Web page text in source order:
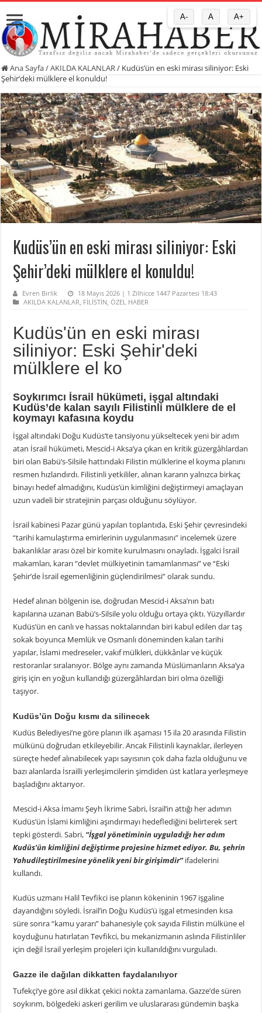
Ana Sayfa/AKILDA KALANLAR / Kudüs’ün en eski mirası siliniyor: Eski
Şehir’deki mülklere el konuldu!
Kudüs’ün en eski mirası siliniyor: Eski
Şehir’deki mülklere el konuldu!
Evren Birlik
18 Mayıs 2026 | 1 Zilhicce 1447 Pazartesi 18:43
AKILDA KALANLAR, FİLİSTİN,ÖZEL HABER
Kudüs'ün en eski mirası
siliniyor: Eski Şehir'deki
mülklere el ko
Soykırımcı İsrail hükümeti, işgal altındaki
Kudüs’de kalan sayılı Filistinli mülklere de el
koymayı kafasına koydu
İşgal altındaki Doğu Kudüs’te tansiyonu yükseltecek yeni bir adım
atan İsrail hükümeti, Mescid-i Aksa’ya çıkan en kritik güzergâhlardan
biri olan Babü’s-Silsile hattındaki Filistin mülklerine el koyma planını
resmen hızlandırdı. Filistinli yetkililer, alınan kararın yalnızca birkaç
binayı hedef almadığını, Kudüs’ün kimliğini değiştirmeyi amaçlayan
uzun vadeli bir stratejinin parçası olduğunu söylüyor.
İsrail kabinesi Pazar günü yapılan toplantıda, Eski Şehir çevresindeki
“tarihi kamulaştırma emirlerinin uygulanmasını” incelemek üzere
bakanlıklar arası özel bir komite kurulmasını onayladı. İşgalci İsrail
makamları, kararı “devlet mülkiyetinin tamamlanması” ve “Eski
Şehir’de İsrail egemenliğinin güçlendirilmesi” olarak sundu.
Hedef alınan bölgenin ise, doğrudan Mescid-i Aksa’nın batı
kapılarına uzanan Babü’s-Silsile yolu olduğu ortaya çıktı. Yüzyıllardır
Kudüs’ün en canlı ve hassas noktalarından biri kabul edilen dar taş
sokak boyunca Memlük ve Osmanlı döneminden kalan tarihi
yapılar, İslami medreseler, vakıf mülkleri, dükkânlar ve küçük
restoranlar sıralanıyor. Bölge aynı zamanda Müslümanların Aksa’ya
giriş için en yoğun kullandığı güzergâhlardan biri olma özelliği
taşıyor.
Kudüs’ün Doğu kısmı da silinecek
Kudüs Belediyesi’ne göre planın ilk aşaması 15 ila 20 arasında Filistin
mülkünü doğrudan etkileyebilir. Ancak Filistinli kaynaklar, ilerleyen
süreçte hedef alınabilecek yapı sayısının çok daha fazla olduğunu ve
bazı alanlarda İsrailli yerleşimcilerin şimdiden üst katlara yerleşmeye
başladığını aktarıyor.
Mescid-i Aksa İmamı Şeyh İkrime Sabri, İsrail’in attığı her adımın
Kudüs’ün İslami kimliğini aşındırmayı hedeflediğini belirterek sert
tepki gösterdi. Sabri, “İşgal yönetiminin uyguladığı her adım
Kudüs’ün kimliğini değiştirme projesine hizmet ediyor. Bu, şehrin
Yahudileştirilmesine yönelik yeni bir girişimdir”ifadelerini
kullandı.
Kudüs uzmanı Halil Tevfikci ise planın kökeninin 1967 işgaline
dayandığını söyledi. İsrail’in Doğu Kudüs’ü işgal etmesinden kısa
süre sonra “kamu yararı” bahanesiyle çok sayıda Filistin mülküne el
koyduğunu hatırlatan Tevfikci, bu mekanizmanın aslında Filistinliler
için değil İsrail yerleşim projeleri için kullanıldığını vurguladı.
Gazze ile dağılan dikkatten faydalanılıyor
Tufekçi’ye göre asıl dikkat çekici nokta zamanlama. Gazze’de süren
soykırım, bölgedeki askeri gerilim ve uluslararası gündemin başka
A- A A+